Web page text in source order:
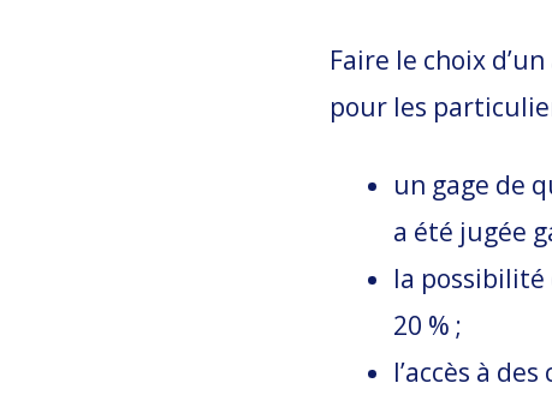
Faire le choix
pour les
un gage de
a été jugée
la possibilité
20 % ;
l’accès à